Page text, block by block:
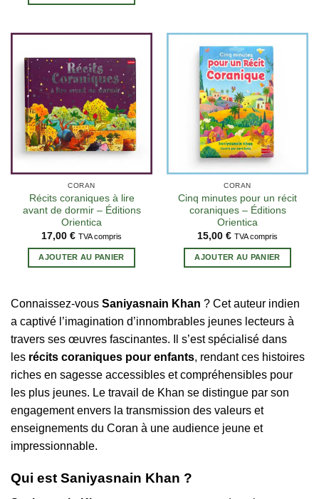
1 avis
CORAN
Récits coraniques à lire
avant de dormir – Éditions
Orientica
17,00 € TVA compris
AJOUTER AU PANIER
CORAN
Cinq minutes pour un récit
coraniques – Éditions
Orientica
15,00 € TVA compris
AJOUTER AU PANIER
Connaissez-vous Saniyasnain Khan ? Cet auteur indien
a captivé l’imagination d’innombrables jeunes lecteurs à
travers ses œuvres fascinantes. Il s’est spécialisé dans
les récits coraniques pour enfants, rendant ces histoires
riches en sagesse accessibles et compréhensibles pour
les plus jeunes. Le travail de Khan se distingue par son
engagement envers la transmission des valeurs et
enseignements du Coran à une audience jeune et
impressionnable.
Qui est Saniyasnain Khan ?